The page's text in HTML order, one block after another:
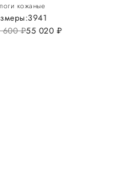
кожаные
600руб.55 020 руб.
3941